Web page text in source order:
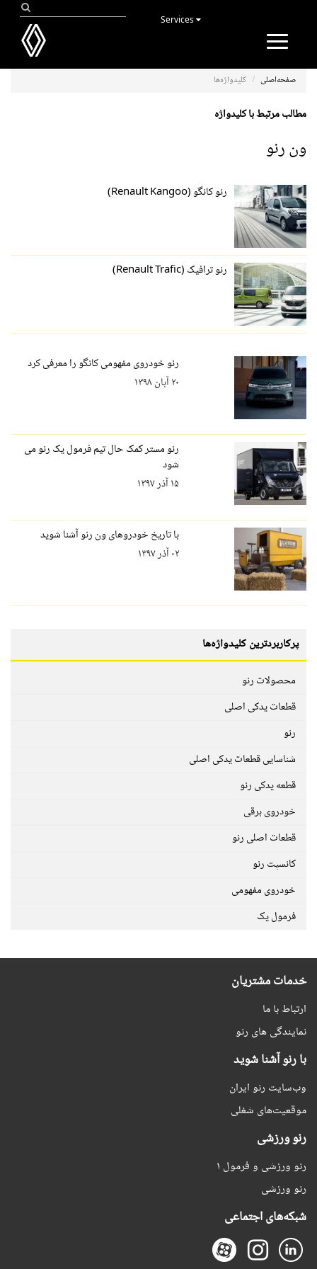
Toggle
صفحه‌اصلی کلیدواژه‌ها
مطالب مرتبط با کلیدواژه
ون رنو
رنو کانگو (Renault Kangoo)
رنو ترافیک (Renault Trafic)
رنو خودروی مفهومی کانگو را معرفی کرد
۲۰ آبان ۱۳۹۸
رنو مستر کمک حال تیم فرمول یک رنو می
شود
۱۵ آذر ۱۳۹۷
با تاریخ خودروهای ون رنو آشنا شوید
۰۲ آذر ۱۳۹۷
پرکاربردترین کلیدواژه‌ها
محصولات رنو
قطعات یدکی اصلی
رنو
شناسایی قطعات یدکی اصلی
قطعه یدکی رنو
خودروی برقی
قطعات اصلی رنو
کانسپت رنو
خودروی مفهومی
فرمول یک
خدمات مشتریان
ارتباط با ما
نمایندگی های رنو
با رنو آشنا شوید
وب‌سایت رنو ایران
موقعیت‌های شغلی
رنو ورزشی
رنو ورزشی و فرمول ۱
رنو ورزشی
شبکه‌های اجتماعی